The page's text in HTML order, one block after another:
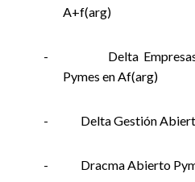
A+f(arg)
-
Delta
Pymes en Af(arg)
- Delta Gestión
- Dracma Abierto